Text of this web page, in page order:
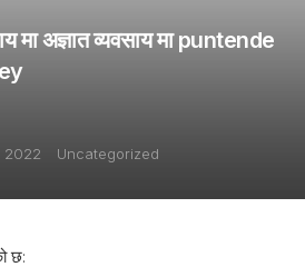
मा अज्ञात व्यवसाय मा puntende
2022 Uncategorized
छ: